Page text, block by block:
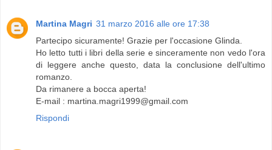
Martina Magri 31 marzo 2016 alle ore 17:38
Partecipo sicuramente! Grazie per l'occasione Glinda.
Ho letto tutti i libri della serie e sinceramente non vedo l'ora
di leggere anche questo, data la conclusione dell'ultimo
romanzo.
Da rimanere a bocca aperta!
E-mail : martina.magri1999@gmail.com
Rispondi